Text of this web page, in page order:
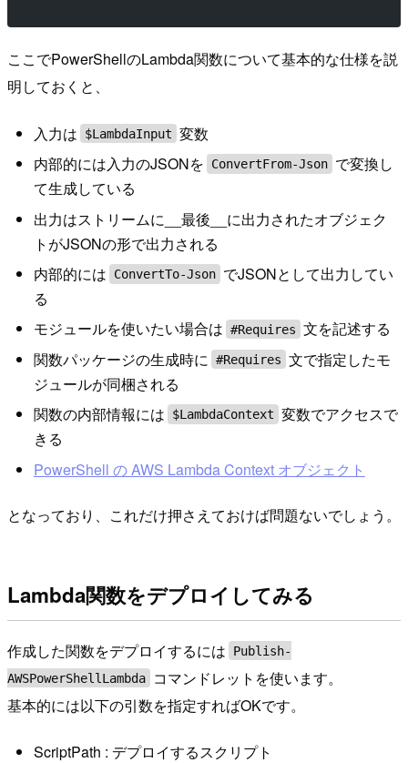
ここでPowerShellのLambda関数について基本的な仕様を説
明しておくと、
入力は $LambdaInput 変数
内部的には入力のJSONを
ConvertFrom-Json で変換し
て生成している
出力はストリームに__最後__に出力されたオブジェク
トがJSONの形で出力される
内部的には
ConvertTo-Json でJSONとして出力してい
る
モジュールを使いたい場合は #Requires 文を記述する
関数パッケージの生成時に #Requires 文で指定したモ
ジュールが同梱される
関数の内部情報には
$LambdaContext 変数でアクセスで
きる
PowerShell の AWS Lambda Context オブジェクト
となっており、これだけ押さえておけば問題ないでしょう。
Lambda関数をデプロイしてみる
作成した関数をデプロイするには
Publish-
AWSPowerShellLambda
コマンドレットを使います。
基本的には以下の引数を指定すればOKです。
ScriptPath : デプロイするスクリプト